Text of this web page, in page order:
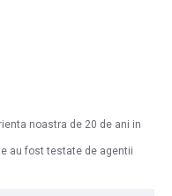
noastra de 20 de ani in
au fost testate de agentii